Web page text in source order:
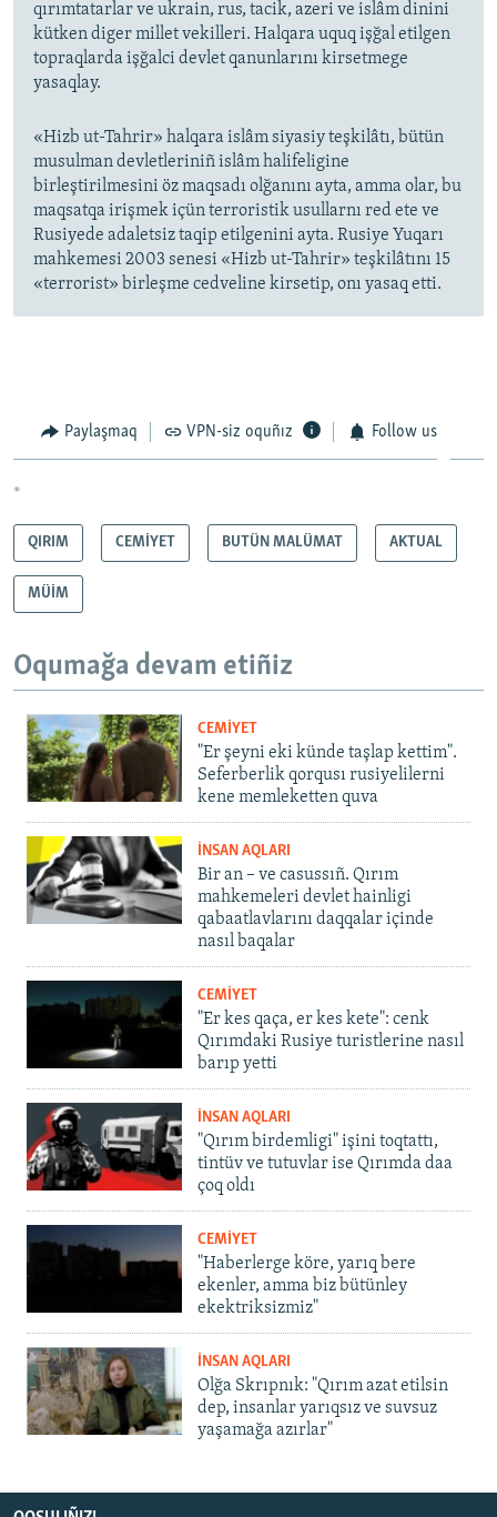
qırımtatarlar ve ukrain, rus, tacik, azeri ve islâm dinini
kütken diger millet vekilleri. Halqara uquq işğal etilgen
topraqlarda işğalci devlet qanunlarını kirsetmege
yasaqlay.
«Hizb ut-Tahrir» halqara islâm siyasiy teşkilâtı, bütün
musulman devletleriniñ islâm halifeligine
birleştirilmesini öz maqsadı olğanını ayta, amma olar, bu
maqsatqa irişmek içün terroristik usullarnı red ete ve
Rusiyede adaletsiz taqip etilgenini ayta. Rusiye Yuqarı
mahkemesi 2003 senesi «Hizb ut-Tahrir» teşkilâtını 15
«terrorist» birleşme cedveline kirsetip, onı yasaq etti.
Paylaşmaq VPN-siz oquñız Follow us
*
QIRIM CEMİYET BUTÜN MALÜMAT AKTUAL
MÜİM
Oqumağa devam etiñiz
CEMİYET
"Er şeyni eki künde taşlap kettim".
Seferberlik qorqusı rusiyelilerni
kene memleketten quva
İNSAN AQLARI
Bir an – ve casussıñ. Qırım
mahkemeleri devlet hainligi
qabaatlavlarını daqqalar içinde
nasıl baqalar
CEMİYET
"Er kes qaça, er kes kete": cenk
Qırımdaki Rusiye turistlerine nasıl
barıp yetti
İNSAN AQLARI
"Qırım birdemligi" işini toqtattı,
tintüv ve tutuvlar ise Qırımda daa
çoq oldı
CEMİYET
"Haberlerge köre, yarıq bere
ekenler, amma biz bütünley
ekektriksizmiz"
İNSAN AQLARI
Olğa Skrıpnık: "Qırım azat etilsin
dep, insanlar yarıqsız ve suvsuz
yaşamağa azırlar"